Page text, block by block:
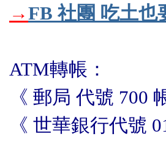
→FB 社團 吃土也
ATM轉帳：
《 郵局 代號 700
《 世華銀行代號